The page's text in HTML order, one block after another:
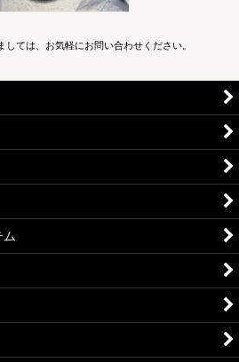
ては、お気軽にお問い合わせください。
ム